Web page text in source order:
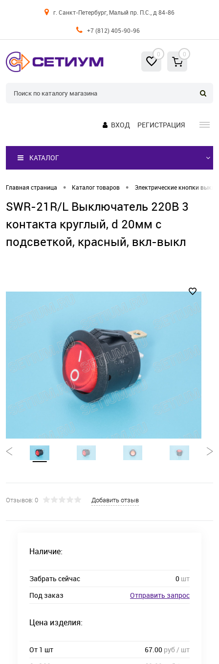
г. Санкт-Петербург, Малый пр. П.С., д 84-86
+7 (812) 405-90-96
0 0
ВХОД РЕГИСТРАЦИЯ
КАТАЛОГ
Главная страница • Каталог товаров • Электрические кнопки
SWR-21R/L Выключатель 220В 3
контакта круглый, d 20мм с
подсветкой, красный, вкл-выкл
Отзывов: 0 Добавить отзыв
Наличие:
Забрать сейчас 0 шт
Под заказ
Отправить запрос
Цена изделия:
От 1 шт 67.00 руб / шт